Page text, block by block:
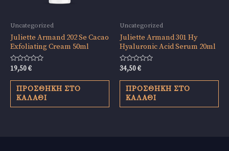
Uncategorized
Juliette Armand 202 Se Cacao
Exfoliating Cream 50ml
Βαθμολογήθηκε
0
από
19,50€
ΠΡΟΣΘΉΚΗ ΣΤΟ
ΚΑΛΆΘΙ
Uncategorized
Juliette Armand 301 Hy
Hyaluronic Acid Serum 20ml
Βαθμολογήθηκε
0
από
34,50€
ΠΡΟΣΘΉΚΗ ΣΤΟ
ΚΑΛΆΘΙ